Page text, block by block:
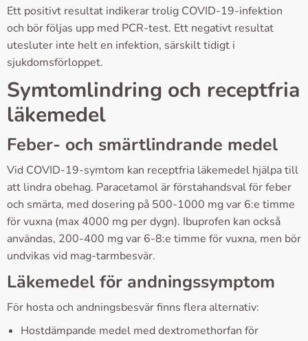
Ett positivt resultat indikerar trolig COVID-19-infektion
och bör följas upp med PCR-test. Ett negativt resultat
utesluter inte helt en infektion, särskilt tidigt i
sjukdomsförloppet.
Symtomlindring och receptfria
läkemedel
Feber- och smärtlindrande medel
Vid COVID-19-symtom kan receptfria läkemedel hjälpa till
att lindra obehag. Paracetamol är förstahandsval för feber
och smärta, med dosering på 500-1000 mg var 6:e timme
för vuxna (max 4000 mg per dygn). Ibuprofen kan också
användas, 200-400 mg var 6-8:e timme för vuxna, men bör
undvikas vid mag-tarmbesvär.
Läkemedel för andningssymptom
För hosta och andningsbesvär finns flera alternativ:
Hostdämpande medel med dextromethorfan för